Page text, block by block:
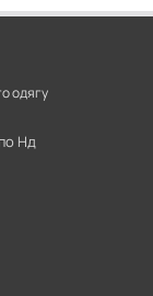
одягу
Нд